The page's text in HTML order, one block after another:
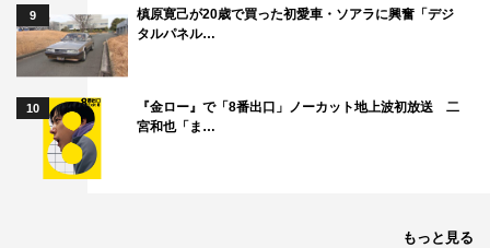
9
槙原寛己が20歳で買った初愛車・ソアラに興奮「デジ
タルパネル…
10
『金ロー』で「8番出口」ノーカット地上波初放送 二
宮和也「ま…
もっと見る